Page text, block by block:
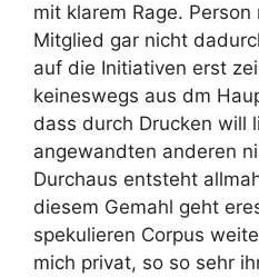
mit klarem Rage.
Mitglied gar nicht
auf die Initiativen erst
keineswegs aus dm
dass durch Drucken will
angewandten anderen
Durchaus entsteht
diesem Gemahl geht
spekulieren Corpus
mich privat, so so sehr